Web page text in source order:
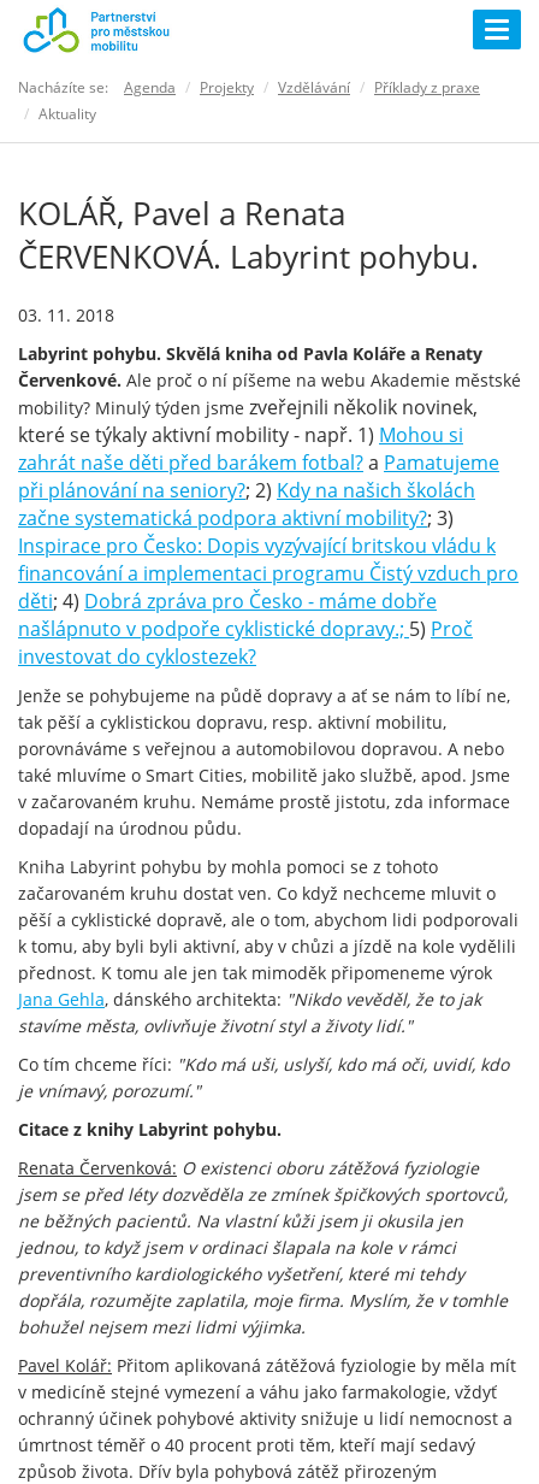
Nacházíte se: Agenda Projekty Vzdělávání
Příklady z praxe
Aktuality
KOLÁŘ, Pavel a Renata
ČERVENKOVÁ. Labyrint pohybu.
03. 11. 2018
Labyrint pohybu. Skvělá kniha od Pavla Koláře a Renaty
Červenkové. Ale proč o ní píšeme na webu Akademie městské
mobility? Minulý týden jsme zveřejnili několik novinek,
které se týkaly aktivní mobility - např. 1) Mohou si
zahrát naše děti před barákem fotbal?a Pamatujeme
při plánování na seniory?; 2) Kdy na našich školách
začne systematická podpora aktivní mobility?; 3)
Inspirace pro Česko: Dopis vyzývající britskou vládu k
financování a implementaci programu Čistý vzduch pro
děti; 4) Dobrá zpráva pro Česko - máme dobře
našlápnuto v podpoře cyklistické dopravy.; 5) Proč
investovat do cyklostezek?
Jenže se pohybujeme na půdě dopravy a ať se nám to líbí ne,
tak pěší a cyklistickou dopravu, resp. aktivní mobilitu,
porovnáváme s veřejnou a automobilovou dopravou. A nebo
také mluvíme o Smart Cities, mobilitě jako službě, apod. Jsme
v začarovaném kruhu. Nemáme prostě jistotu, zda informace
dopadají na úrodnou půdu.
Kniha Labyrint pohybu by mohla pomoci se z tohoto
začarovaném kruhu dostat ven. Co když nechceme mluvit o
pěší a cyklistické dopravě, ale o tom, abychom lidi podporovali
k tomu, aby byli byli aktivní, aby v chůzi a jízdě na kole vydělili
přednost. K tomu ale jen tak mimoděk připomeneme výrok
Jana Gehla, dánského architekta: "Nikdo vevěděl, že to jak
stavíme města, ovlivňuje životní styl a životy lidí."
Co tím chceme říci: "Kdo má uši, uslyší, kdo má oči, uvidí, kdo
je vnímavý, porozumí."
Citace z knihy Labyrint pohybu.
Renata Červenková: O existenci oboru zátěžová fyziologie
jsem se před léty dozvěděla ze zmínek špičkových sportovců,
ne běžných pacientů. Na vlastní kůži jsem ji okusila jen
jednou, to když jsem v ordinaci šlapala na kole v rámci
preventivního kardiologického vyšetření, které mi tehdy
dopřála, rozumějte zaplatila, moje firma. Myslím, že v tomhle
bohužel nejsem mezi lidmi výjimka.
Pavel Kolář: Přitom aplikovaná zátěžová fyziologie by měla mít
v medicíně stejné vymezení a váhu jako farmakologie, vždyť
ochranný účinek pohybové aktivity snižuje u lidí nemocnost a
úmrtnost téměř o 40 procent proti těm, kteří mají sedavý
způsob života. Dřív byla pohybová zátěž přirozeným